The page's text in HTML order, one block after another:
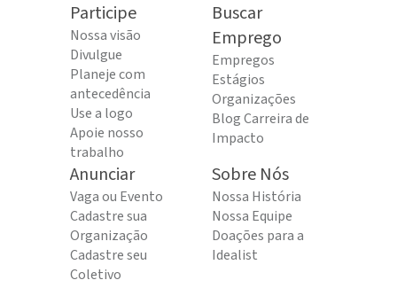
Participe
Nossa visão
Divulgue
Planeje com
antecedência
Use a logo
Apoie nosso
trabalho
Buscar
Emprego
Empregos
Estágios
Organizações
Blog Carreira de
Impacto
Anunciar
Vaga ou Evento
Cadastre sua
Organização
Cadastre seu
Coletivo
Sobre Nós
Nossa História
Nossa Equipe
Doações para a
Idealist